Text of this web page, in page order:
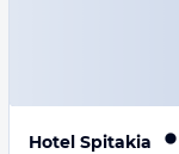
Hotel Spitakia